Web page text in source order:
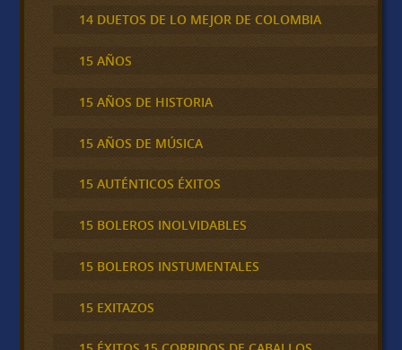
14 DUETOS DE LO MEJOR DE COLOMBIA
15 AÑOS
15 AÑOS DE HISTORIA
15 AÑOS DE MÚSICA
15 AUTÉNTICOS ÉXITOS
15 BOLEROS INOLVIDABLES
15 BOLEROS INSTUMENTALES
15 EXITAZOS